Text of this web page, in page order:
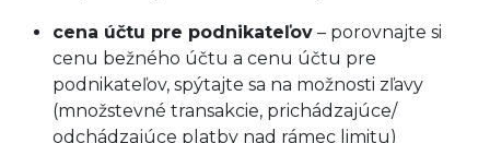
cena účtu pre podnikateľov – porovnajte si
cenu bežného účtu a cenu účtu pre
podnikateľov, spýtajte sa na možnosti zľavy
(množstevné transakcie, prichádzajúce/
odchádzajúce platby nad rámec limitu)